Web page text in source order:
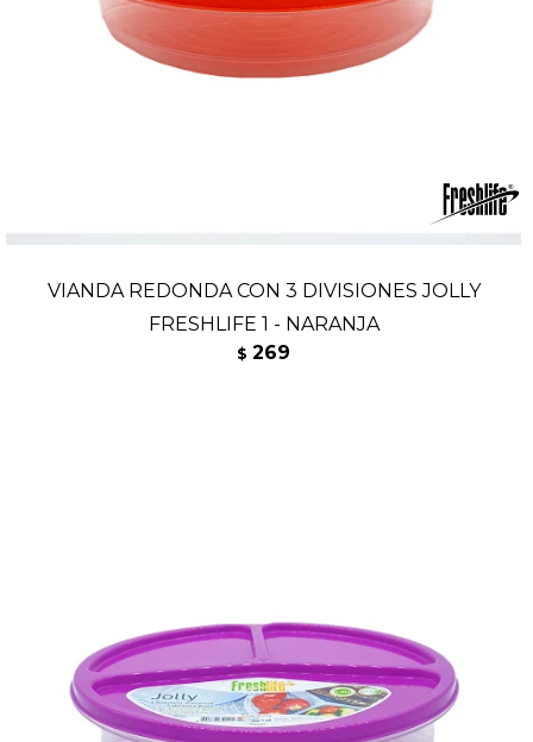
VIANDA REDONDA CON 3 DIVISIONES JOLLY
FRESHLIFE 1 - NARANJA
$ 269